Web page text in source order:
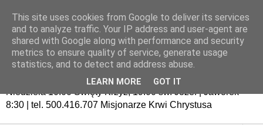
Niedziela 10:00 Święty Krzyż, 19:00 św. Józef | Jaworek
8:30 | tel. 500.416.707 Misjonarze Krwi Chrystusa
This site uses cookies from Google to deliver its services
and to analyze traffic. Your IP address and user-agent are
shared with Google along with performance and security
metrics to ensure quality of service, generate usage
statistics, and to detect and address abuse.
LEARN MORE GOT IT